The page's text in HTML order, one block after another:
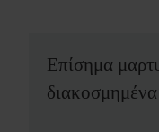
Επίσημα